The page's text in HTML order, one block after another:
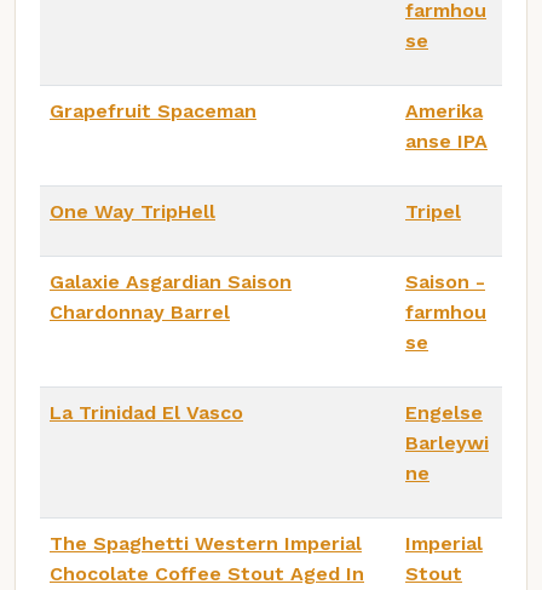
farmhou
se
Grapefruit Spaceman
Amerika
anse IPA
One Way TripHell Tripel
Galaxie Asgardian Saison
Chardonnay Barrel
Saison -
farmhou
se
La Trinidad El Vasco
Engelse
Barleywi
ne
The Spaghetti Western Imperial
Chocolate Coffee Stout Aged In
Imperial
Stout